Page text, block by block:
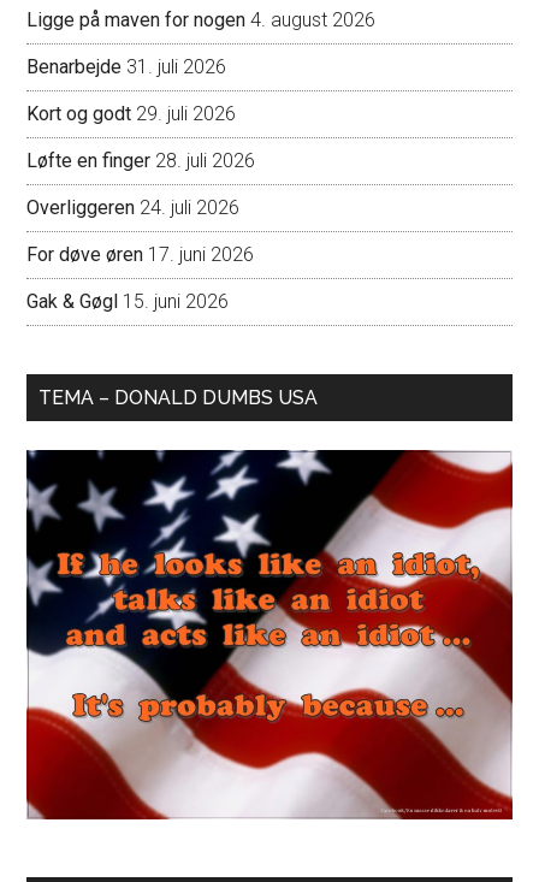
Ligge på maven for nogen 4. august 2026
Benarbejde 31. juli 2026
Kort og godt 29. juli 2026
Løfte en finger 28. juli 2026
Overliggeren 24. juli 2026
For døve øren 17. juni 2026
Gak & Gøgl 15. juni 2026
TEMA – DONALD DUMBS USA